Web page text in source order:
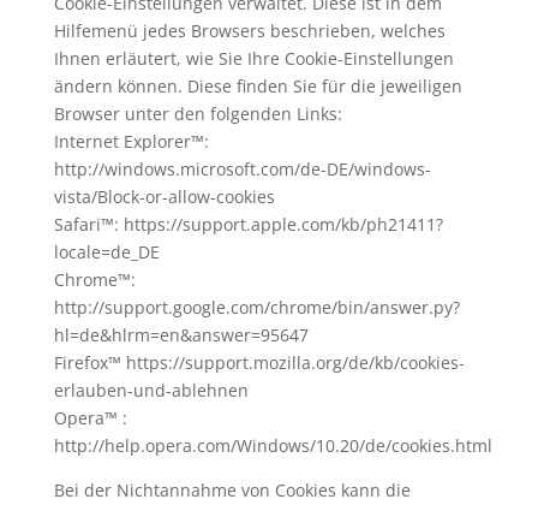
Hilfemenü jedes Browsers beschrieben, welches
Ihnen erläutert, wie Sie Ihre Cookie-Einstellungen
ändern können. Diese finden Sie für die jeweiligen
Browser unter den folgenden Links:
Internet Explorer™:
http://windows.microsoft.com/de-DE/windows-
vista/Block-or-allow-cookies
Safari™: https://support.apple.com/kb/ph21411?
locale=de_DE
Chrome™:
http://support.google.com/chrome/bin/answer.py?
hl=de&hlrm=en&answer=95647
Firefox™ https://support.mozilla.org/de/kb/cookies-
erlauben-und-ablehnen
Opera™ :
http://help.opera.com/Windows/10.20/de/cookies.html
Bei der Nichtannahme von Cookies kann die